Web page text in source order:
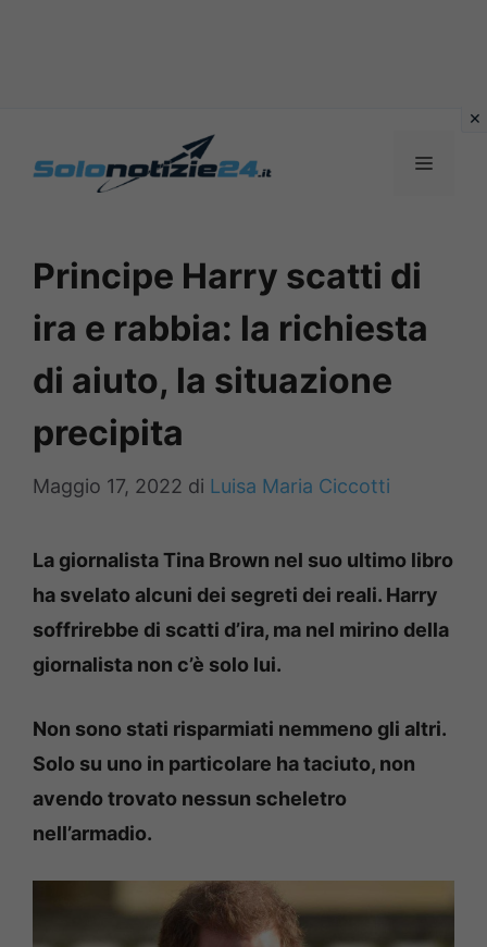
MENU
Principe Harry scatti di
ira e rabbia: la richiesta
di aiuto, la situazione
precipita
Maggio 17, 2022 di Luisa Maria Ciccotti
La giornalista Tina Brown nel suo ultimo libro
ha svelato alcuni dei segreti dei reali. Harry
soffrirebbe di scatti d’ira, ma nel mirino della
giornalista non c’è solo lui.
Non sono stati risparmiati nemmeno gli altri.
Solo su uno in particolare ha taciuto, non
avendo trovato nessun scheletro
nell’armadio.